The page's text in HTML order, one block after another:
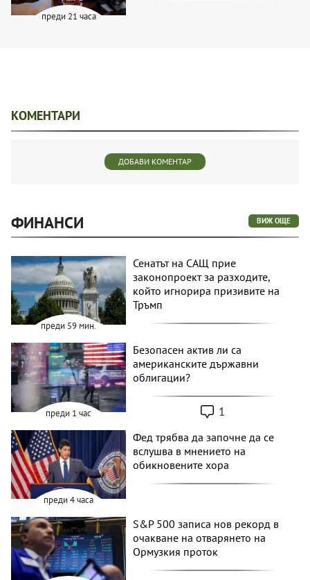
преди 21 часа
КОМЕНТАРИ
ДОБАВИ КОМЕНТАР
ФИНАНСИ ВИЖ ОЩЕ
преди 59 мин.
Сенатът на САЩ прие
законопроект за разходите,
който игнорира призивите на
Тръмп
преди 1 час
Безопасен актив ли са
американските държавни
облигации?
1
преди 4 часа
Фед трябва да започне да се
вслушва в мнението на
обикновените хора
S&P 500 записа нов рекорд в
очакване на отварянето на
Ормузкия проток